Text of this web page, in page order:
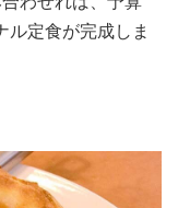
ル定食が完成しま